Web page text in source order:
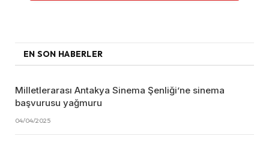
EN SON HABERLER
Milletlerarası Antakya Sinema Şenliği’ne sinema
başvurusu yağmuru
04/04/2025